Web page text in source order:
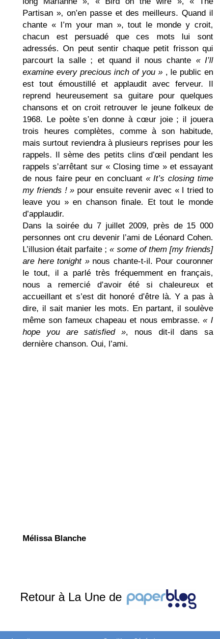
Partisan », on’en passe et des meilleurs. Quand il
chante « I’m your man », tout le monde y croit,
chacun est persuadé que ces mots lui sont
adressés. On peut sentir chaque petit frisson qui
parcourt la salle ; et quand il nous chante « I’ll
examine every precious inch of you » , le public en
est tout émoustillé et applaudit avec ferveur. Il
reprend heureusement sa guitare pour quelques
chansons et on croit retrouver le jeune folkeux de
1968. Le poète s’en donne à cœur joie ; il jouera
trois heures complètes, comme à son habitude,
mais surtout reviendra à plusieurs reprises pour les
rappels. Il sème des petits clins d’œil pendant les
rappels s’arrêtant sur « Closing time » et essayant
de nous faire peur en concluant « It’s closing time
my friends ! » pour ensuite revenir avec « I tried to
leave you » en chanson finale. Et tout le monde
d’applaudir.
Dans la soirée du 7 juillet 2009, près de 15 000
personnes ont cru devenir l’ami de Léonard Cohen.
L’illusion était parfaite ;« some of them [my friends]
are here tonight »nous chante-t-il. Pour couronner
le tout, il a parlé très fréquemment en français,
nous a remercié d’avoir été si chaleureux et
accueillant et s’est dit honoré d’être là. Y a pas à
dire, il sait manier les mots. En partant, il soulève
même son fameux chapeau et nous embrasse.« I
hope you are satisfied », nous dit-il dans sa
dernière chanson. Oui, l’ami.
Mélissa Blanche
Retour à La Une de